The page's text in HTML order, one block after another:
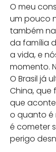
O meu
um pouco
também
da família
a vida, e
momento.
O Brasil já
China, que
que
o quanto é
é cometer
perigo